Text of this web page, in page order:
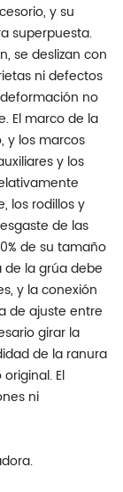
y su
superpuesta.
se deslizan con
ni defectos
no
El marco de la
y los marcos
y los
los rodillos y
de las
de su tamaño
de la grúa debe
y la conexión
de ajuste entre
girar la
de la ranura
El
ni